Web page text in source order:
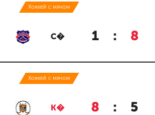
Хоккей с мячом
С� 1 : 8
Хоккей с мячом
К� 8 : 5